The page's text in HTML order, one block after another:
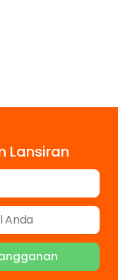
Lansiran